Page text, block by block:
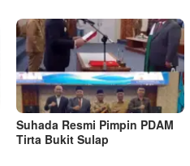
Suhada Resmi Pimpin PDAM
Tirta Bukit Sulap